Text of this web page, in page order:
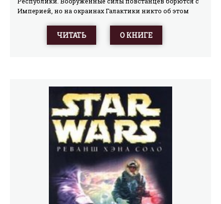
Империей, но на окраинах Галактики никто об этом
планеты Деллалт Ксиме Деспоте и его несметных
сокровищах будоражит умы бродяг и авантюристов, но
древний клад... Стрелок Галландро и затерянная горная
база Избранных, Бессмертная Тысяча древних роботов-
телохранителей и Плавучий Народ, бесконечный рейд
через горы и желанные сокровища... Все это в
эпической истории Звездных Войн!
ЧИТАТЬ О КНИГЕ